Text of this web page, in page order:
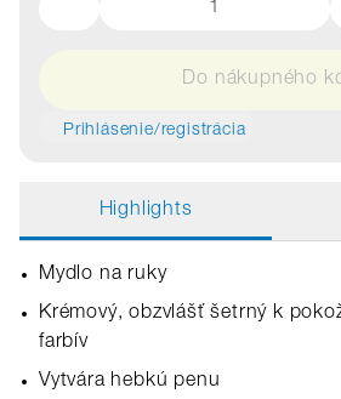
Do nákupného
Prihlásenie/registrácia
Highlights
Mydlo na ruky
Krémový, obzvlášť šetrný k
farbív
Vytvára hebkú penu